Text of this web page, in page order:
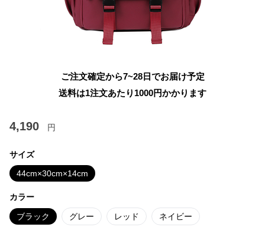
ご注文確定から7~28日でお届け予定
送料は1注文あたり 1000円かかります
4,190 円
サイズ
44cm×30cm×14cm
カラー
ブラック グレー レッド ネイビー